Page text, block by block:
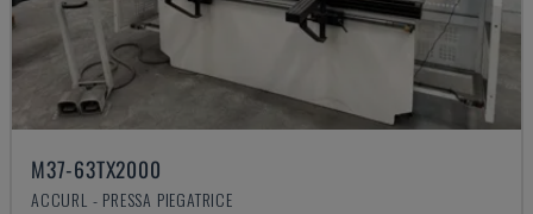
M37-63TX2000
ACCURL - PRESSA PIEGATRICE